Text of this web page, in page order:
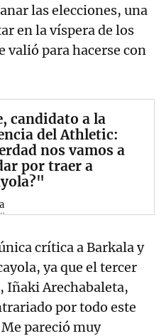
las elecciones, una
en la víspera de los
valió para hacerse con
candidato a la
del Athletic:
nos vamos a
por traer a
crítica a Barkala y
ya que el tercer
Iñaki Arechabaleta,
por todo este
pareció muy